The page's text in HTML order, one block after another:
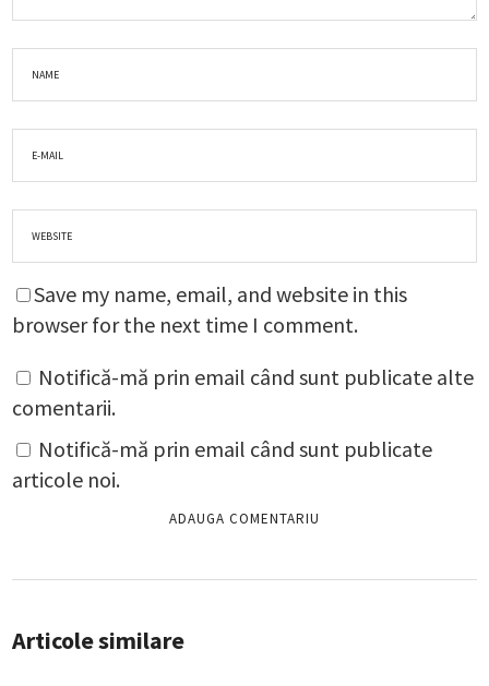
Save my name, email, and website in this
browser for the next time I comment.
Notifică-mă prin email când sunt publicate alte
comentarii.
Notifică-mă prin email când sunt publicate
articole noi.
Articole similare